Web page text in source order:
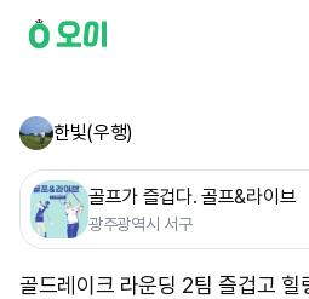
한빛(우행)
골프가 즐겁다. 골프&라이브
광주광역시 서구
골드레이크 라운딩 2팀 즐겁고 힐